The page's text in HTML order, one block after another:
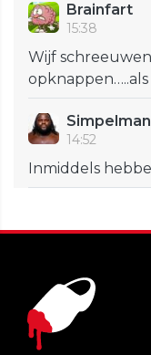
Brainfart
15:38
Wijf
14:52
Inmiddels